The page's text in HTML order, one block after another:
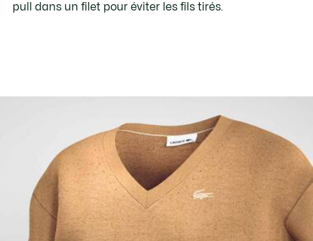
pull dans un filet pour éviter les fils tirés.